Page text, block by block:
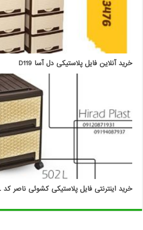
خرید آنلاین فایل پلاستیکی دل آسا D119
خرید اینترنتی فایل پلاستیکی کشوئی ناصر کد ۶۰۴L